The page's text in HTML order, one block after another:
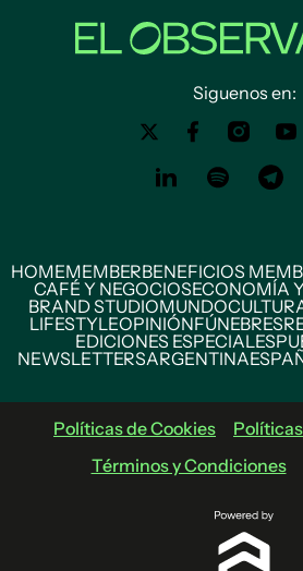
Siguenos en:
HOMEMEMBERBENEFICIOS
CAFÉ Y NEGOCIOSECONOMÍA
BRAND STUDIOMUNDO
LIFESTYLEOPINIÓNFÚNEBRES
EDICIONES ESPECIALES
NEWSLETTERSARGENTINA
Políticas de Cookies
Términos y Condiciones